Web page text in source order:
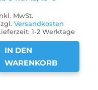
MwSt.
Versandkosten
1-2 Werktage
IN DEN
WARENKORB